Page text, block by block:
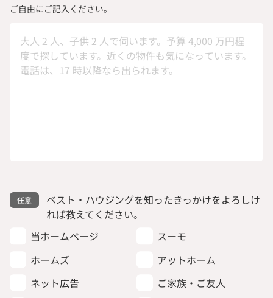
ご自由にご記入ください。
ベスト・ハウジングを知ったきっかけをよろしけ
れば教えてください。
当ホームページ
スーモ
ホームズ
アットホーム
ネット広告
ご家族・ご友人